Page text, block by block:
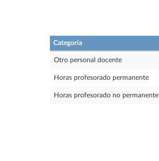
Categoría
Otro personal docente
Horas profesorado permanente
Horas profesorado no permanente